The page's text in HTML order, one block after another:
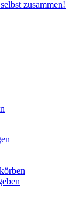
zusammen!